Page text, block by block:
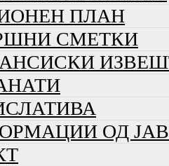
ПЛАН
СМЕТКИ
ОД